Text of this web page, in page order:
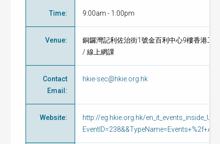
Time: 9:00am - 1:00pm
Venue:
銅鑼灣記利佐治街1號金百利中心9樓香港工
/ 線上網課
Contact
Email :
hkie-sec@hkie.org.hk
Website:
http://eg.hkie.org.hk/